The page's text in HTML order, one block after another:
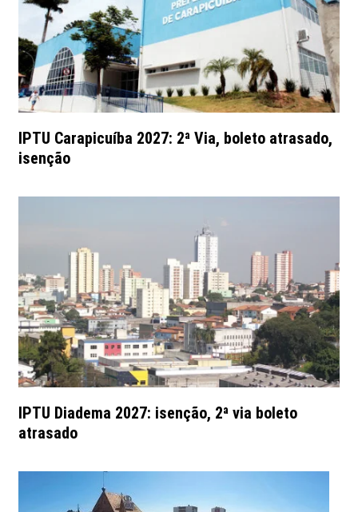
IPTU Carapicuíba 2027: 2ª Via, boleto atrasado,
isenção
IPTU Diadema 2027: isenção, 2ª via boleto
atrasado